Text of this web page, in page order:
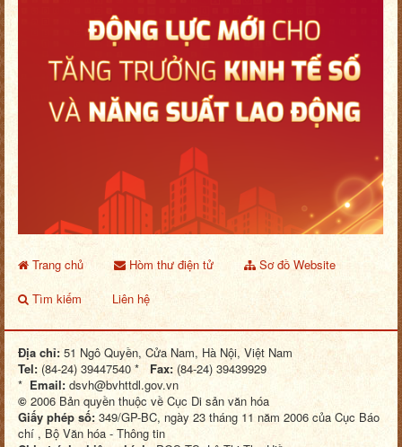
Trang chủ
Sơ đồ Website
Tìm kiếm
Liên hệ
Địa chỉ: 51 Ngô Quyền, Cửa Nam, Hà Nội, Việt Nam
Tel:(84-24) 39447540 *Fax:(84-24) 39439929
*Email:dsvh@bvhttdl.gov.vn